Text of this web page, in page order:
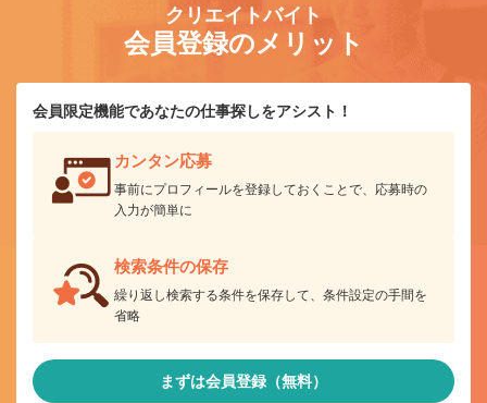
クリエイトバイト
会員登録のメリット
会員限定機能であなたの仕事探しをアシスト！
カンタン応募
事前にプロフィールを登録しておくことで、応募時の
入力が簡単に
検索条件の保存
繰り返し検索する条件を保存して、条件設定の手間を
省略
まずは会員登録（無料）